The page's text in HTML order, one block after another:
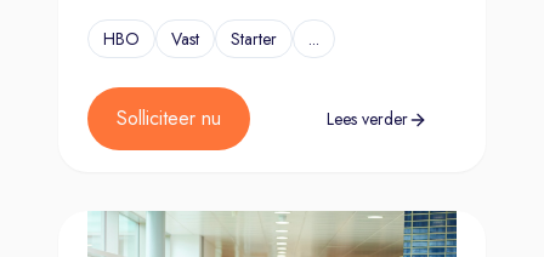
omgeving.
HBO Vast Starter ...
Solliciteer nu Lees verder